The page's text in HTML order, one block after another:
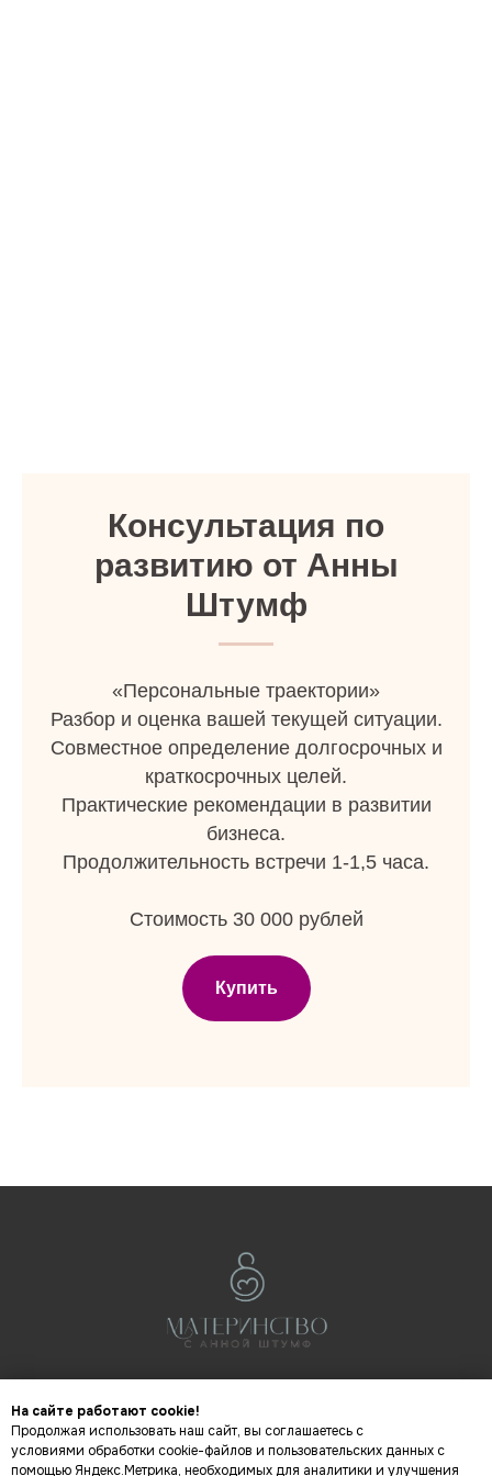
Консультация по
развитию от Анны
Штумф
«Персональные траектории»
Разбор и оценка вашей текущей ситуации.
Совместное определение долгосрочных и
краткосрочных целей.
Практические рекомендации в развитии
бизнеса.
Продолжительность встречи 1-1,5 часа.
Стоимость 30 000 рублей
Купить
Соглашение об обработке персональных данных
E-mail: info@oilshtumf.ru
На сайте работают cookie!
Продолжая использовать наш сайт, вы соглашаетесь с
условиями обработки cookie-файлов и пользовательских данных с
помощью Яндекс.Метрика, необходимых для аналитики и улучшения